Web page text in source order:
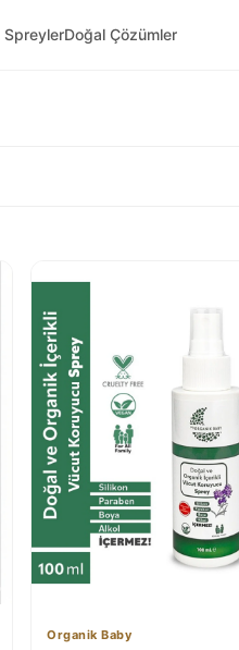
SpreylerDoğal Çözümler
Organik Baby